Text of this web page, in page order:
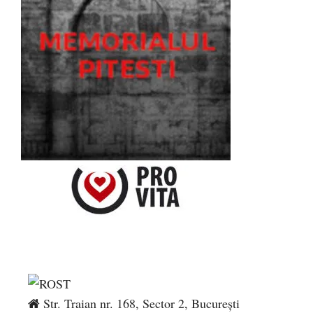
Str. Traian nr. 168, Sector 2, București